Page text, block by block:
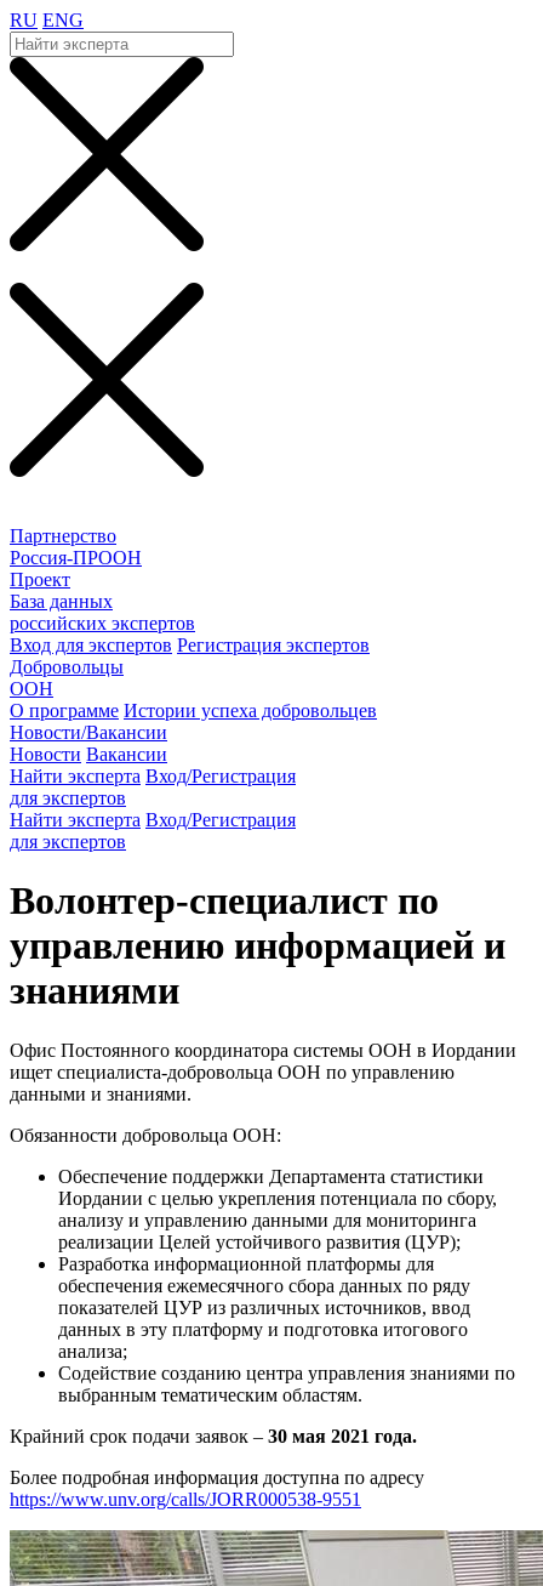
RU ENG
Партнерство
Россия-ПРООН
Проект
База данных
российских экспертов
Вход для экспертов Регистрация экспертов
Добровольцы
ООН
О программе Истории успеха добровольцев
Новости/Вакансии
Новости Вакансии
Найти эксперта Вход/Регистрация
для экспертов
Найти эксперта Вход/Регистрация
для экспертов
Волонтер-специалист по
управлению информацией и
знаниями
Офис Постоянного координатора системы ООН в Иордании
ищет специалиста-добровольца ООН по управлению
данными и знаниями.
Обязанности добровольца ООН:
Обеспечение поддержки Департамента статистики
Иордании с целью укрепления потенциала по сбору,
анализу и управлению данными для мониторинга
реализации Целей устойчивого развития (ЦУР);
Разработка информационной платформы для
обеспечения ежемесячного сбора данных по ряду
показателей ЦУР из различных источников, ввод
данных в эту платформу и подготовка итогового
анализа;
Содействие созданию центра управления знаниями по
выбранным тематическим областям.
Крайний срок подачи заявок – 30 мая 2021 года.
Более подробная информация доступна по адресу
https://www.unv.org/calls/JORR000538-9551